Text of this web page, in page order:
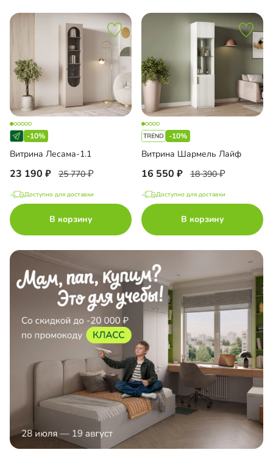
-10%
Витрина Лесама-1.1
23 190 25 770
Доступно для доставки
В корзину
-10%
Витрина Шармель Лайф
16 550 18 390
Доступно для доставки
В корзину